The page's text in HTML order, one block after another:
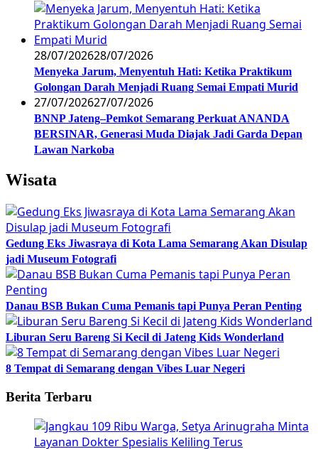
28/07/202628/07/2026
Menyeka Jarum, Menyentuh Hati: Ketika Praktikum
Golongan Darah Menjadi Ruang Semai Empati Murid
27/07/202627/07/2026
BNNP Jateng–Pemkot Semarang Perkuat ANANDA
BERSINAR, Generasi Muda Diajak Jadi Garda Depan
Lawan Narkoba
Wisata
Gedung Eks Jiwasraya di Kota Lama Semarang Akan Disulap
jadi Museum Fotografi
Danau BSB Bukan Cuma Pemanis tapi Punya Peran Penting
Liburan Seru Bareng Si Kecil di Jateng Kids Wonderland
8 Tempat di Semarang dengan Vibes Luar Negeri
Berita Terbaru